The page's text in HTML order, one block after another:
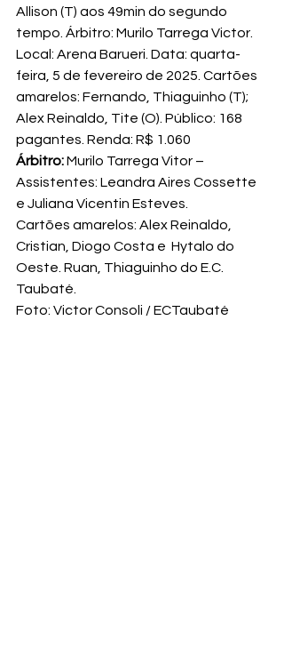
Allison (T) aos 49min do segundo
tempo. Árbitro: Murilo Tarrega Victor.
Local: Arena Barueri. Data: quarta-
feira, 5 de fevereiro de 2025. Cartões
amarelos: Fernando, Thiaguinho (T);
Alex Reinaldo, Tite (O). Público: 168
pagantes. Renda: R$ 1.060
Árbitro: Murilo Tarrega Vitor –
Assistentes: Leandra Aires Cossette
e Juliana Vicentin Esteves.
Cartões amarelos: Alex Reinaldo,
Cristian, Diogo Costa e  Hytalo do
Oeste. Ruan, Thiaguinho do E.C.
Taubaté.
Foto: Victor Consoli / ECTaubaté